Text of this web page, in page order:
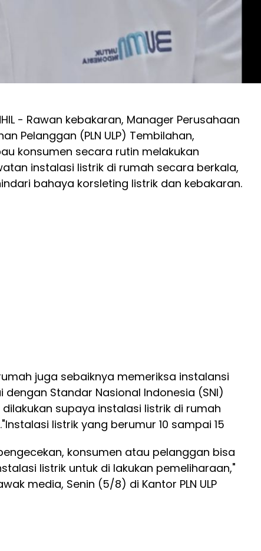
- Rawan kebakaran, Manager Perusahaan
Pelanggan (PLN ULP) Tembilahan,
konsumen secara rutin melakukan
instalasi listrik di rumah secara berkala,
bahaya korsleting listrik dan kebakaran.
juga sebaiknya memeriksa instalansi
dengan Standar Nasional Indonesia (SNI)
supaya instalasi listrik di rumah
"Instalasi listrik yang berumur 10 sampai 15
konsumen atau pelanggan bisa
listrik untuk di lakukan pemeliharaan,"
media, Senin (5/8) di Kantor PLN ULP